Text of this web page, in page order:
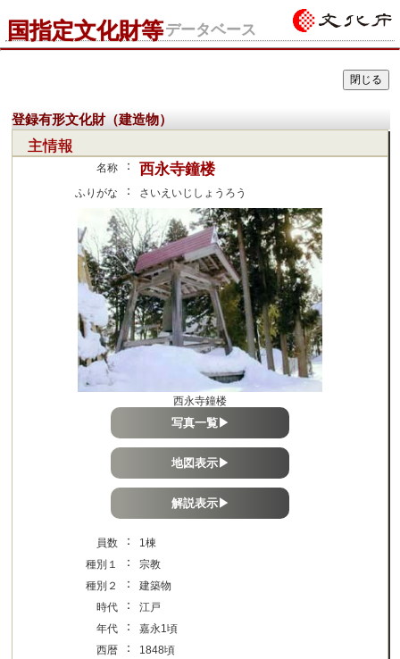
国指定文化財等データベース
登録有形文化財（建造物）
主情報
名称 ： 西永寺鐘楼
ふりがな ： さいえいじしょうろう
西永寺鐘楼
写真一覧▶
地図表示▶
解説表示▶
員数 ：
1棟
種別１
：
宗教
種別２
：
建築物
時代
：
江戸
年代
：
嘉永1頃
西暦
：
1848頃